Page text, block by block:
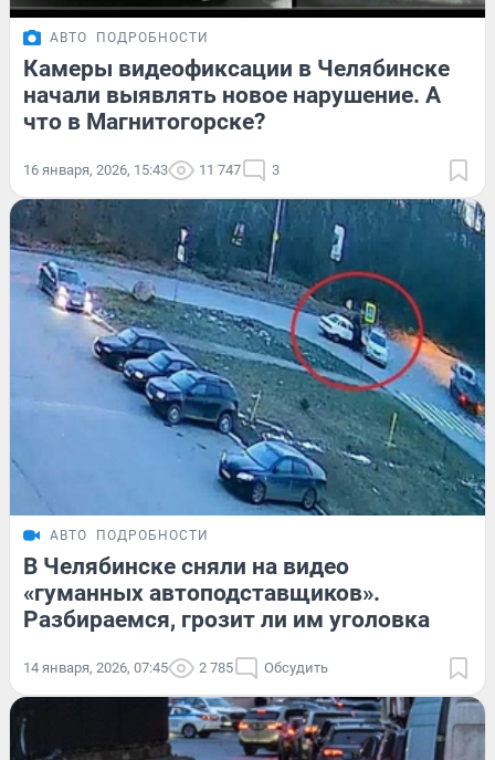
АВТО ПОДРОБНОСТИ
Камеры видеофиксации в Челябинске
начали выявлять новое нарушение. А
что в Магнитогорске?
16 января, 2026, 15:43 11 747 3
АВТО ПОДРОБНОСТИ
В Челябинске сняли на видео
«гуманных автоподставщиков».
Разбираемся, грозит ли им уголовка
14 января, 2026, 07:45 2 785 Обсудить